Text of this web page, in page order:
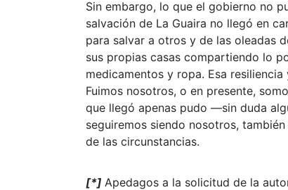
Sin embargo, lo que el gobierno no
salvación de La Guaira no llegó en
para salvar a otros y de las oleadas
sus propias casas compartiendo lo
medicamentos y ropa. Esa
Fuimos nosotros, o en presente,
que llegó apenas pudo —sin duda
seguiremos siendo nosotros,
de las circunstancias.
[*] Apedagos a la solicitud de la